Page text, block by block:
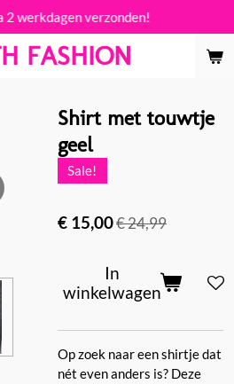
FASHION
2 werkdagen verzonden!
Shirt met touwtje
geel
Sale!
€ 15,00€ 24,99
In
winkelwagen
Op zoek naar een shirtje dat
nét even anders is? Deze